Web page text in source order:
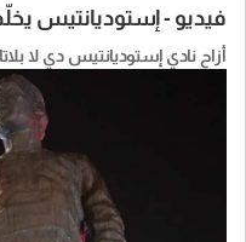
فيديو - إستوديانتيس
أزاح نادي إستوديانتيس دي لا